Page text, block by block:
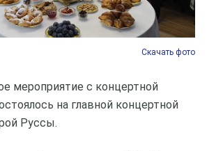
Скачать фото
мероприятие с концертной
на главной концертной
Руссы.